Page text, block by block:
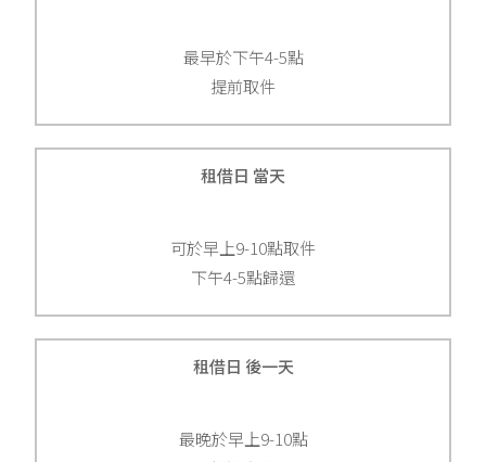
最早於下午4-5點
提前取件
租借日 當天
可於早上9-10點取件
下午4-5點歸還
租借日 後一天
最晚於早上9-10點